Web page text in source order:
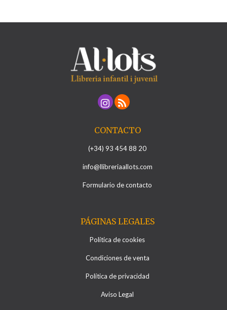
CONTACTO
(+34) 93 454 88 20
info@llibreriaallots.com
Formulario de contacto
PÁGINAS LEGALES
Política de cookies
Condiciones de venta
Política de privacidad
Aviso Legal